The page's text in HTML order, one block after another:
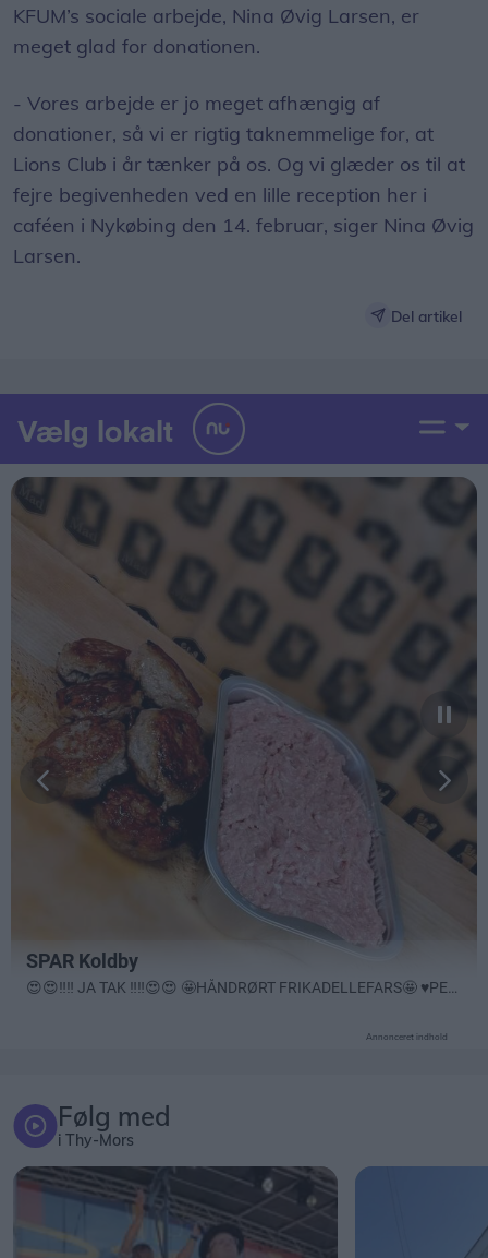
KFUM’s sociale arbejde, Nina Øvig Larsen, er
meget glad for donationen.
- Vores arbejde er jo meget afhængig af
donationer, så vi er rigtig taknemmelige for, at
Lions Club i år tænker på os. Og vi glæder os til at
fejre begivenheden ved en lille reception her i
caféen i Nykøbing den 14. februar, siger Nina Øvig
Larsen.
Del artikel
Annonceret indhold
Følg med
i Thy-Mors